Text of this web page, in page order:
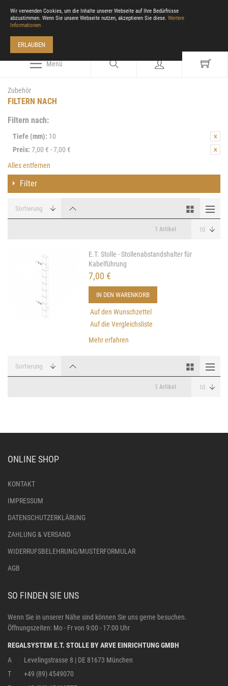
Menü
Zubehör
FILTERN NACH
Filtern nach:
Tiefe (mm): 10
Preis: 7,00 € - 7,00 €
Alles entfernen
Filter
1 Artikel
E.T. Stolle - Stollenabstandshalter für
Kabelführung
7,00 €
IN DEN WARENKORB
Auf den Wunschzettel
Auf die Vergleichsliste
Mehr erfahren
1 Artikel
ONLINE SHOP
KONTAKT
IMPRESSUM
DATENSCHUTZERKLÄRUNG
ZAHLUNG & VERSAND
WIDERRUFSBELEHRUNG/MUSTERFORMULAR
AGB
SO FINDEN SIE UNS
Wenn Sie in unserer Nähe sind können Sie uns gerne besuchen.
Öffnungszeiten: Mo - Fr von 9:00 - 17:00 Uhr
REGALSYSTEM E.T. STOLLE BY ARVE EINRICHTUNG GMBH
A
Levelingstrasse 8 | DE 81673 München
T
+49 (89) 4549070
Wir verwenden Cookies, um die Inhalte unserer Webseite auf Ihre Bedürfnisse
abzustimmen. Wenn Sie unsere Webseite nutzen, akzeptieren Sie diese. Weitere
Informationen
ERLAUBEN